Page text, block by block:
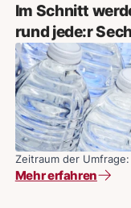
Im Schnitt
rund jede:r
25 Prozent
Zeitraum der
Mehr erfahren